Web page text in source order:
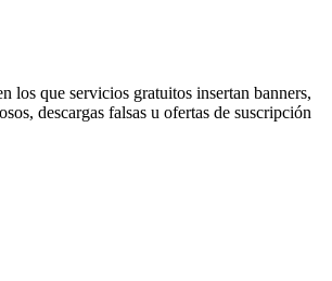
los que servicios gratuitos insertan banners,
descargas falsas u ofertas de suscripción